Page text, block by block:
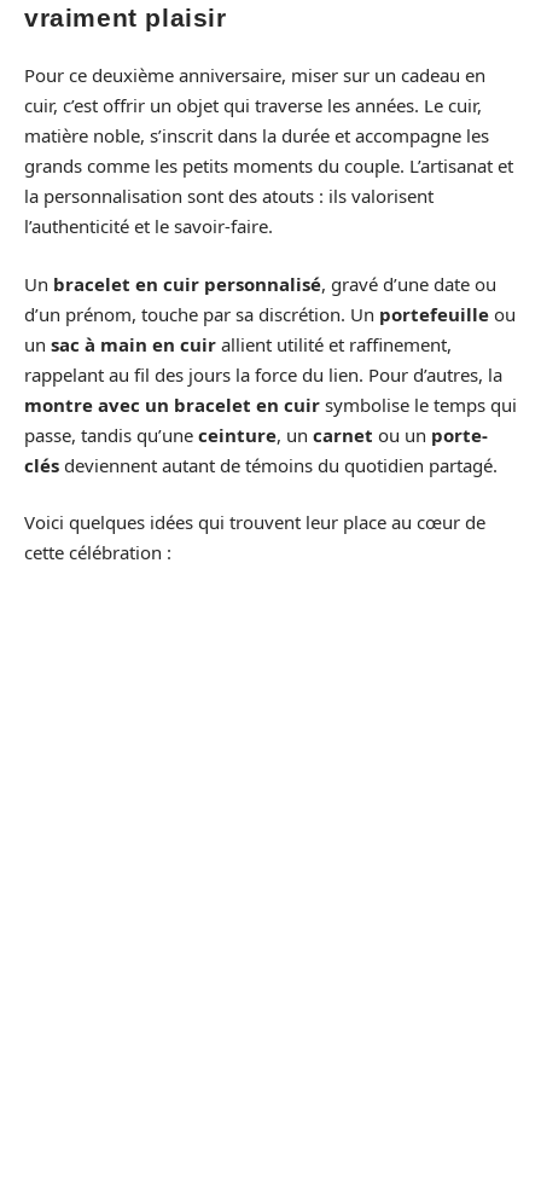
vraiment plaisir
Pour ce deuxième anniversaire, miser sur un cadeau en
cuir, c’est offrir un objet qui traverse les années. Le cuir,
matière noble, s’inscrit dans la durée et accompagne les
grands comme les petits moments du couple. L’artisanat et
la personnalisation sont des atouts : ils valorisent
l’authenticité et le savoir-faire.
Un bracelet en cuir personnalisé, gravé d’une date ou
d’un prénom, touche par sa discrétion. Un portefeuille ou
un sac à main en cuir allient utilité et raffinement,
rappelant au fil des jours la force du lien. Pour d’autres, la
montre avec un bracelet en cuir symbolise le temps qui
passe, tandis qu’une ceinture, un carnet ou un porte-
clés deviennent autant de témoins du quotidien partagé.
Voici quelques idées qui trouvent leur place au cœur de
cette célébration :